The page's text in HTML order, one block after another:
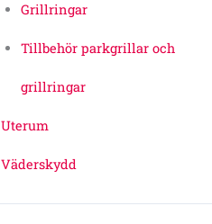
Grillringar
Tillbehör parkgrillar och
grillringar
Uterum
Väderskydd